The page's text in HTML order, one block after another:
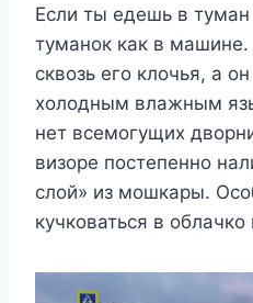
Если ты едешь в
туманок как в
сквозь его клочья, а
холодным влажным
нет всемогущих
визоре постепенно
слой» из мошкары.
кучковаться в